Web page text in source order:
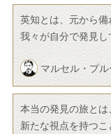
英知とは、元から備
我々が自分で発見し
マルセル・プル
本当の発見の旅とは
新たな視点を持つこ